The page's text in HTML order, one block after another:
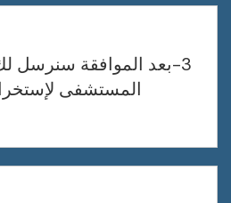
3-بعد الموافقة
المستشفى